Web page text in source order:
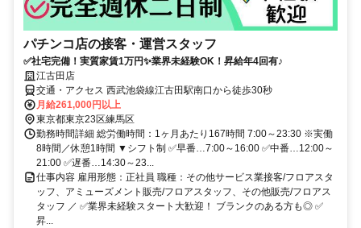
パチンコ店の接客・運営スタッフ
✅社宅完備！実質家賃1万円✨業界未経験OK！昇給年4回有♪
江古田店
交通・アクセス 西武池袋線江古田駅南口から徒歩30秒
月給261,000円以上
東京都東京23区練馬区
勤務時間詳細 総労働時間：1ヶ月あたり167時間 7:00～23:30 ※実働
8時間／休憩1時間 ▼シフト制 ✅早番…7:00～16:00 ✅中番…12:00～
21:00 ✅遅番…14:30～23...
仕事内容 雇用形態：正社員 職種：その他サービス業接客/フロアスタ
ッフ、アミューズメント販売/フロアスタッフ、その他販売/フロアス
タッフ ／ ✅業界未経験スタート大歓迎！ ブランクのある方も◎ ✅
昇...